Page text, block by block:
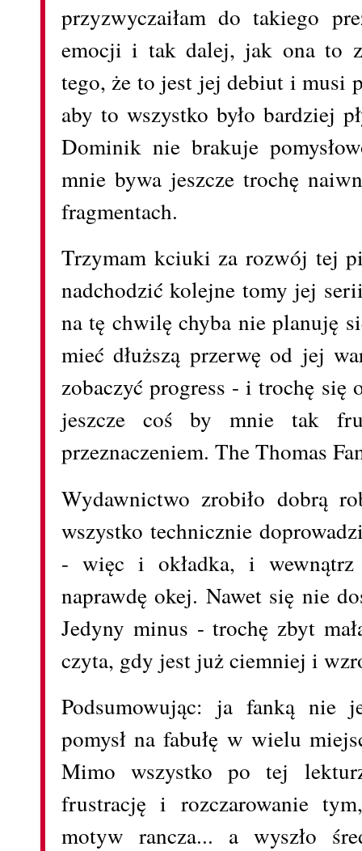
przyzwyczaiłam do takiego
emocji i tak dalej, jak ona to
tego, że to jest jej debiut i musi
aby to wszystko było bardziej
Dominik nie brakuje
mnie bywa jeszcze trochę
fragmentach.
Trzymam kciuki za rozwój tej
nadchodzić kolejne tomy jej
na tę chwilę chyba nie planuję
mieć dłuższą przerwę od jej
zobaczyć progress - i trochę
jeszcze coś by mnie tak
przeznaczeniem. The Thomas
Wydawnictwo zrobiło dobrą
wszystko technicznie
- więc i okładka, i wewnątrz
naprawdę okej. Nawet się nie
Jedyny minus - trochę zbyt
czyta, gdy jest już ciemniej i
Podsumowując: ja fanką nie
pomysł na fabułę w wielu
Mimo wszystko po tej
frustrację i rozczarowanie
motyw rancza... a wyszło